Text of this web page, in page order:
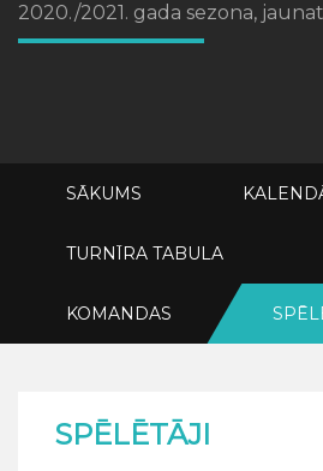
2020./2021. gada sezona,
SĀKUMS
TURNĪRA TABULA
KOMANDAS
SPĒLĒTĀJI